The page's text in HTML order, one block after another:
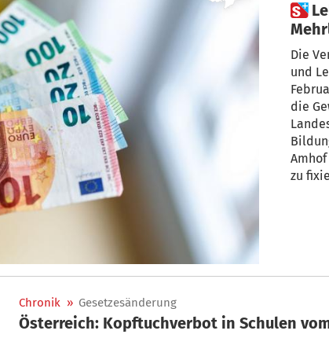
 Lehrer: 5.000 Euro „ohne neue
Die
und Lehrergewerkschaften dürften Anfang
Februar
die
Amhof
zu
Chronik » Gesetzesänderung
Österreich: Kopftuchverbot in Schulen